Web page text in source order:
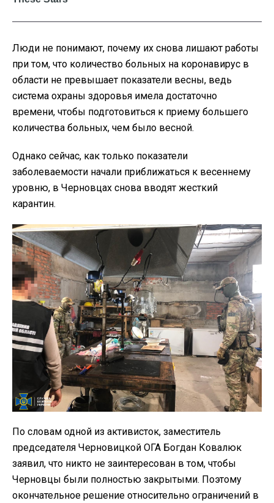
Люди не понимают, почему их снова лишают работы
при том, что количество больных на коронавирус в
области не превышает показатели весны, ведь
система охраны здоровья имела достаточно
времени, чтобы подготовиться к приему большего
количества больных, чем было весной.
Однако сейчас, как только показатели
заболеваемости начали приближаться к весеннему
уровню, в Черновцах снова вводят жесткий
карантин.
По словам одной из активисток, заместитель
председателя Черновицкой ОГА Богдан Ковалюк
заявил, что никто не заинтересован в том, чтобы
Черновцы были полностью закрытыми. Поэтому
окончательное решение относительно ограничений в